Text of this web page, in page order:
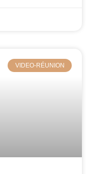
VIDEO-RÉUNION